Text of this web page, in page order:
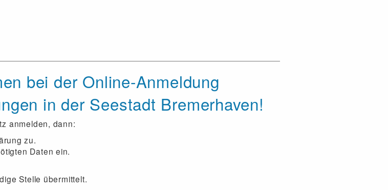
bei der Online-Anmeldung
in der Seestadt Bremerhaven!
anmelden, dann:
zu.
Daten ein.
Stelle übermittelt.